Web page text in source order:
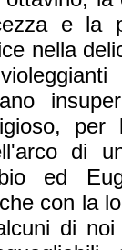
e la
nella
di
ed
con la
di